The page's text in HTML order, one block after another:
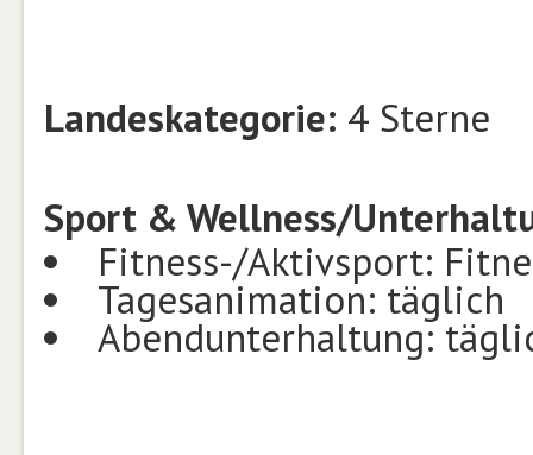
Landeskategorie: 4 Sterne
Sport & Wellness/
Fitness-/Aktivsport:
Tagesanimation: täglich
Abendunterhaltung: